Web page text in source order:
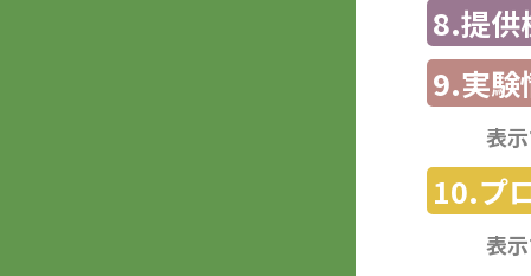
8.提供
9.実験
表
10.プ
表